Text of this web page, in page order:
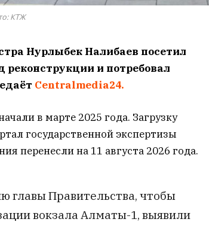
КТЖ
Нурлыбек Налибаев посетил
реконструкции и потребовал
Centralmedia24.
в марте 2025 года. Загрузку
государственной экспертизы
перенесли на 11 августа 2026 года.
главы Правительства, чтобы
вокзала Алматы-1, выявили